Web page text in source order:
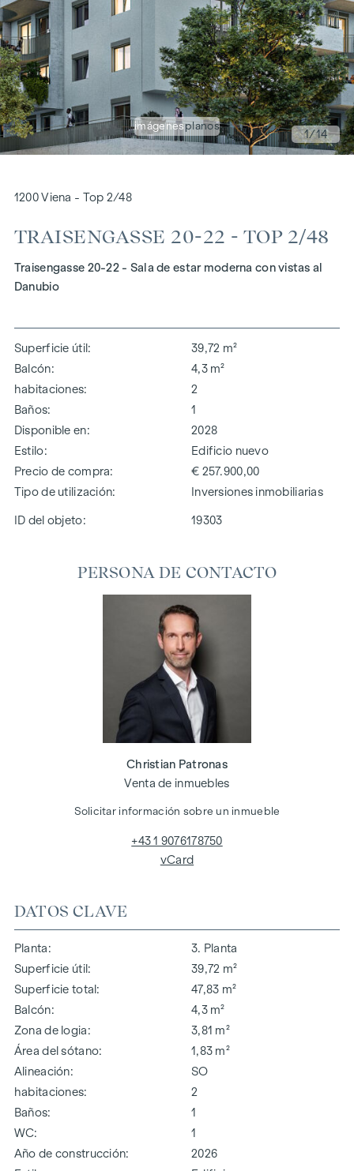
imágenesplanos
1/14
1200 Viena - Top 2/48
TRAISENGASSE 20-22 - TOP 2/48
Traisengasse 20-22 - Sala de estar moderna con vistas al
Danubio
Superficie útil
39,72 m²
Balcón
4,3 m²
habitaciones
2
Baños
1
Disponible en
2028
Estilo
Edificio nuevo
Precio de compra
€ 257.900,00
Tipo de utilización
Inversiones inmobiliarias
ID del objeto: 19303
DATOS CLAVE
Planta
3. Planta
Superficie útil
39,72 m²
Superficie total
47,83 m²
Balcón
4,3 m²
Zona de logia
3,81 m²
Área del sótano
1,83 m²
Alineación
SO
habitaciones
2
Baños
1
WC
1
Año de construcción
2026
PERSONA DE CONTACTO
Christian Patronas
Venta de inmuebles
Solicitar información sobre un inmueble
+43 1 9076178750
vCard